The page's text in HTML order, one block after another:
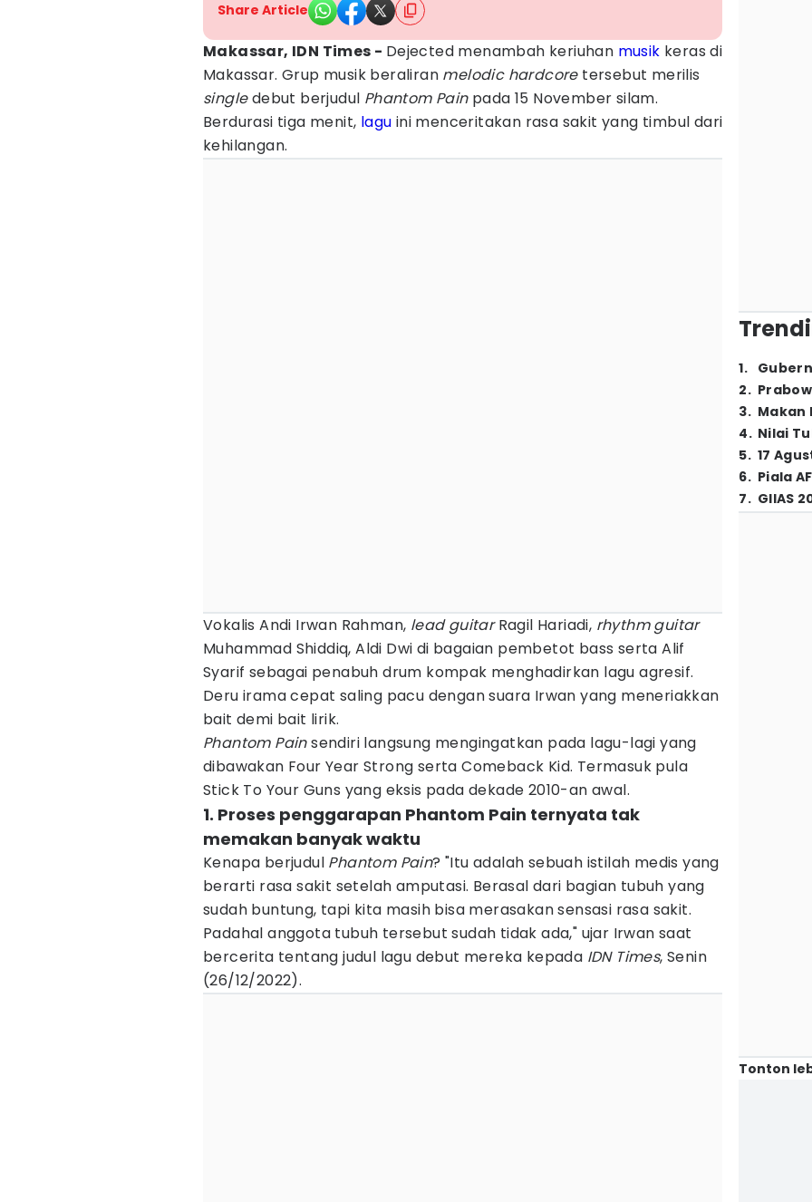
Share Article
Makassar, IDN Times - Dejected menambah keriuhan musik keras di
Makassar. Grup musik beraliran melodic hardcoretersebut merilis
singledebut berjudul Phantom Painpada 15 November silam.
Berdurasi tiga menit, lagu ini menceritakan rasa sakit yang timbul dari
kehilangan.
Vokalis Andi Irwan Rahman, lead guitarRagil Hariadi, rhythm guitar
Muhammad Shiddiq, Aldi Dwi di bagaian pembetot bass serta Alif
Syarif sebagai penabuh drum kompak menghadirkan lagu agresif.
Deru irama cepat saling pacu dengan suara Irwan yang meneriakkan
bait demi bait lirik.
Phantom Painsendiri langsung mengingatkan pada lagu-lagi yang
dibawakan Four Year Strong serta Comeback Kid. Termasuk pula
Stick To Your Guns yang eksis pada dekade 2010-an awal.
1. Proses penggarapan Phantom Pain ternyata tak
memakan banyak waktu
Kenapa berjudul Phantom Pain? "Itu adalah sebuah istilah medis yang
berarti rasa sakit setelah amputasi. Berasal dari bagian tubuh yang
sudah buntung, tapi kita masih bisa merasakan sensasi rasa sakit.
Padahal anggota tubuh tersebut sudah tidak ada," ujar Irwan saat
bercerita tentang judul lagu debut mereka kepada IDN Times, Senin
(26/12/2022).
1.
2.
3. Makan
4. Nilai
5. 17
6. Piala
7. GIIAS
Tonton